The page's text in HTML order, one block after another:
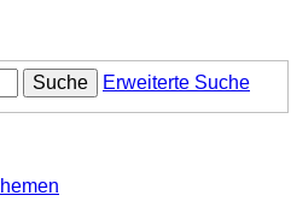
Suche Erweiterte Suche